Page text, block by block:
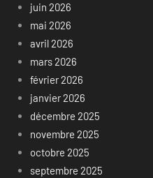
juin 2026
mai 2026
avril 2026
mars 2026
février 2026
janvier 2026
décembre 2025
novembre 2025
octobre 2025
septembre 2025